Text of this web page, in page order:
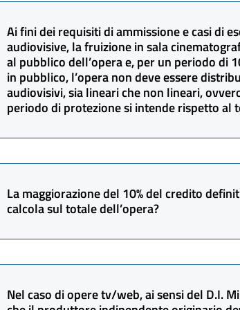
Sì. Sia ai sensi del previgente D.I. 4 febbraio
225, è possibile presentare istanza definitiva
cinematografica nelle sale nazionali, fermo
parte della DGCA avverrà solo
Ai fini dei requisiti di ammissione e casi di
audiovisive, la fruizione in sala
al pubblico dell’opera e, per un periodo di
in pubblico, l’opera non deve essere
audiovisivi, sia lineari che non lineari,
periodo di protezione si intende rispetto
Sia il d.m. 14 luglio 2017 e ss.mm.ii. che
cinematografica non contengono alcuna
che devono essere adottate all’estero e si
La maggiorazione del 10% del credito
calcola sul totale dell’opera?
Sì. La maggiorazione del 10% si applica al
calcolata su tale importo. Non rileva,
associato, bensì la somma del credito
Nel caso di opere tv/web, ai sensi del D.I.